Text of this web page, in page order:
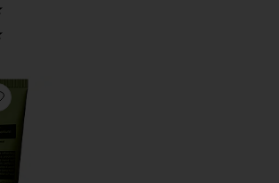
ゼラニウムリーフボディスクラブ